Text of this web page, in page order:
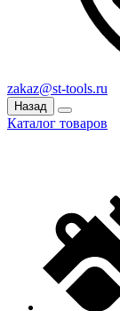
zakaz@st-tools.ru
Назад
Каталог товаров